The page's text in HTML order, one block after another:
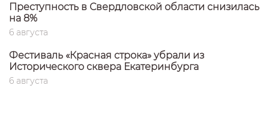
Преступность в Свердловской области снизилась
на 8%
6 августа
Фестиваль «Красная строка» убрали из
Исторического сквера Екатеринбурга
6 августа